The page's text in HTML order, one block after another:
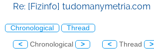
Re: [Fizinfo] tudomanymetria.com
Chronological Thread
< Chronological > < Thread >